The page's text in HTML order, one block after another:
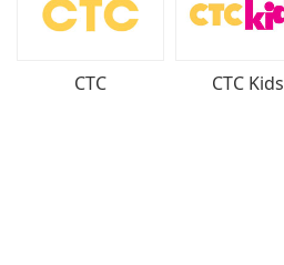
СТС СТС Kids